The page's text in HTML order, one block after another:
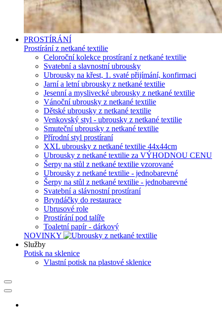
PROSTÍRÁNÍ
Prostírání z netkané textilie
Celoroční kolekce prostíraní z netkané textilie
Svatební a slavnostní ubrousky
Ubrousky na křest, 1. svaté přijímání, konfirmaci
Jarní a letní ubrousky z netkané textilie
Jesenní a myslivecké ubrousky z netkané textilie
Vánoční ubrousky z netkané textilie
Dětské ubrousky z netkané textilie
Venkovský styl - ubrousky z netkané textilie
Smuteční ubrousky z netkané textilie
Přírodní styl prostíraní
XXL ubrousky z netkané textilie 44x44cm
Ubrousky z netkané textilie za VÝHODNOU CENU
Šerpy na stůl z netkané textilie vzorované
Ubrousky z netkané textilie - jednobarevné
Šerpy na stůl z netkané textilie - jednobarevné
Svatební a slávnostní prostíraní
Bryndáčky do restaurace
Ubrusové role
Prostírání pod talíře
Toaletní papír - dárkový
NOVINKY
Služby
Potisk na sklenice
Vlastní potisk na plastové sklenice